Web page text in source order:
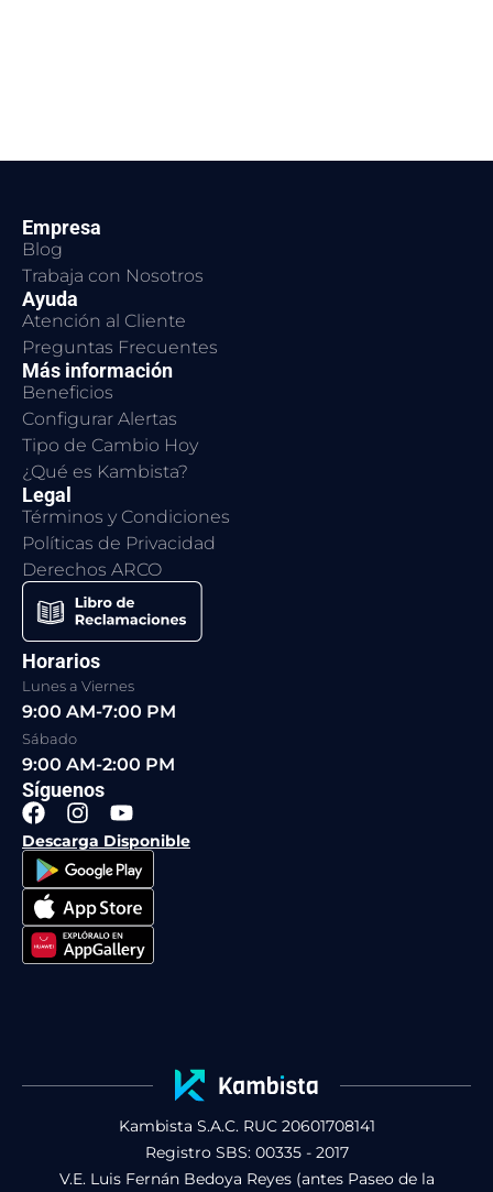
Empresa
Blog
Trabaja con Nosotros
Ayuda
Atención al Cliente
Preguntas Frecuentes
Más información
Beneficios
Configurar Alertas
Tipo de Cambio Hoy
¿Qué es Kambista?
Legal
Términos y Condiciones
Políticas de Privacidad
Derechos ARCO
Horarios
Lunes a Viernes
9:00 AM-7:00 PM
Sábado
9:00 AM-2:00 PM
Síguenos
F
a
c
e
b
o
o
k
I
n
s
t
a
g
r
a
Y
o
u
t
u
b
e
Descarga Disponible
Kambista S.A.C. RUC 20601708141
Registro SBS: 00335 - 2017
V.E. Luis Fernán Bedoya Reyes (antes Paseo de la